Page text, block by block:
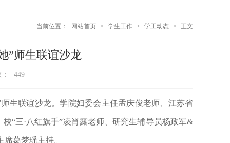
当前位置： 网站首页 > 学生工作 > 学工动态 > 正文
”师生联谊沙龙
449
师生联谊沙龙。学院妇委会主任孟庆俊老师、江苏省
校“三· 八红旗手”凌肖露老师、研究生辅导员杨政军&
葛梦瑶主持。